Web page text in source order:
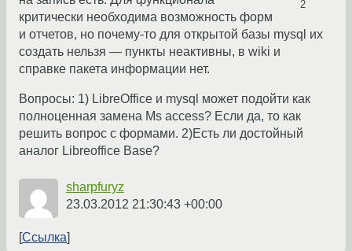
2
критически необходима возможность форм
и отчетов, но почему-то для открытой базы mysql их
создать нельзя — пункты неактивны, в wiki и
справке пакета информации нет.
Вопросы: 1) LibreOffice и mysql может подойти как
полноценная замена Ms access? Если да, то как
решить вопрос с формами. 2)Есть ли достойный
аналог Libreoffice Base?
sharpfuryz
23.03.2012 21:30:43 +00:00
Ссылка